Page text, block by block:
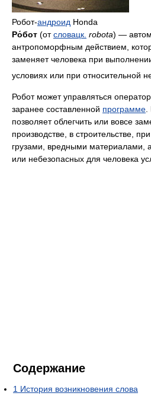
Робот-андроид Honda
Ро́бот (отсловацк. robota) —
антропоморфным действием,
заменяет человека при
условиях или при относительной
Робот может управляться
заранее составленной программе
позволяет облегчить или вовсе
производстве, в строительстве,
грузами, вредными материалами,
или небезопасных для человека
Содержание
1 История возникновения слова